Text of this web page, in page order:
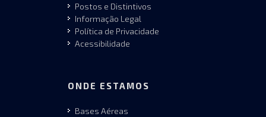
Postos e Distintivos
Informação Legal
Política de Privacidade
Acessibilidade
ONDE ESTAMOS
Bases Aéreas